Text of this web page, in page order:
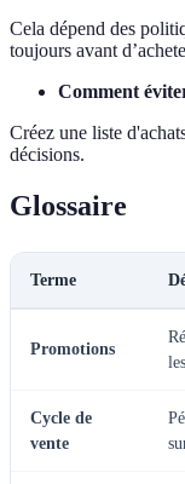
Cela dépend des
toujours avant
Comment
Créez une liste
décisions.
Glossaire
Terme
Promotions
Cycle de
vente